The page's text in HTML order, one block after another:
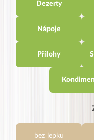
Dezerty
Nápoje
Přílohy
bez lepku